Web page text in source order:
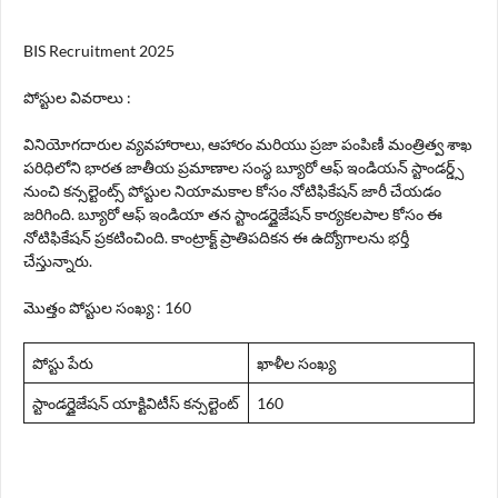
BIS Recruitment 2025
పోస్టుల వివరాలు :
వినియోగదారుల వ్యవహారాలు, ఆహారం మరియు ప్రజా పంపిణీ మంత్రిత్వ శాఖ
పరిధిలోని భారత జాతీయ ప్రమాణాల సంస్థ బ్యూరో ఆఫ్ ఇండియన్ స్టాండర్డ్స్
నుంచి కన్సల్టెంట్స్ పోస్టుల నియామకాల కోసం నోటిఫికేషన్ జారీ చేయడం
జరిగింది. బ్యూరో ఆఫ్ ఇండియా తన స్టాండర్డైజేషన్ కార్యకలపాల కోసం ఈ
నోటిఫికేషన్ ప్రకటించింది. కాంట్రాక్ట్ ప్రాతిపదికన ఈ ఉద్యోగాలను భర్తీ
చేస్తున్నారు.
మొత్తం పోస్టుల సంఖ్య : 160
పోస్టు పేరు ఖాళీల సంఖ్య
స్టాండర్డైజేషన్ యాక్టివిటీస్ కన్సల్టెంట్ 160